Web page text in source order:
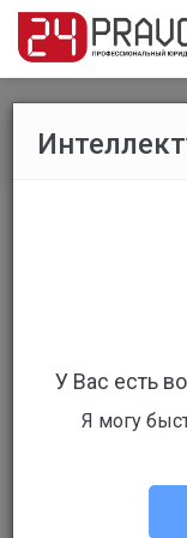
Рейтинг
У Вас есть
Я могу